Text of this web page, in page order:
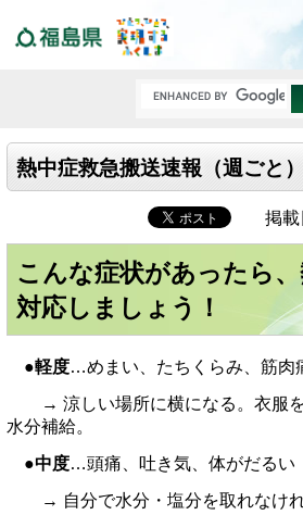
熱中症救急搬送速報（週ごと）
掲載
こんな症状があったら
対応しましょう！
●軽度…めまい、たちくらみ、筋肉
→ 涼しい場所に横になる。衣服を
水分補給。
●中度…頭痛、吐き気、体がだるい
→ 自分で水分・塩分を取れなけれ